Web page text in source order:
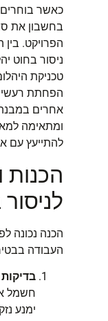
כאשר בוחרים
בחשבון את
הפרויקט. בין
ניסור בחוט
טכניקת
הפחתת רעשים
אחרים
ומתאימה
להתייעץ עם
הכנות
לניסור
הכנה נכונה
העבודה
חשמל
ימנע